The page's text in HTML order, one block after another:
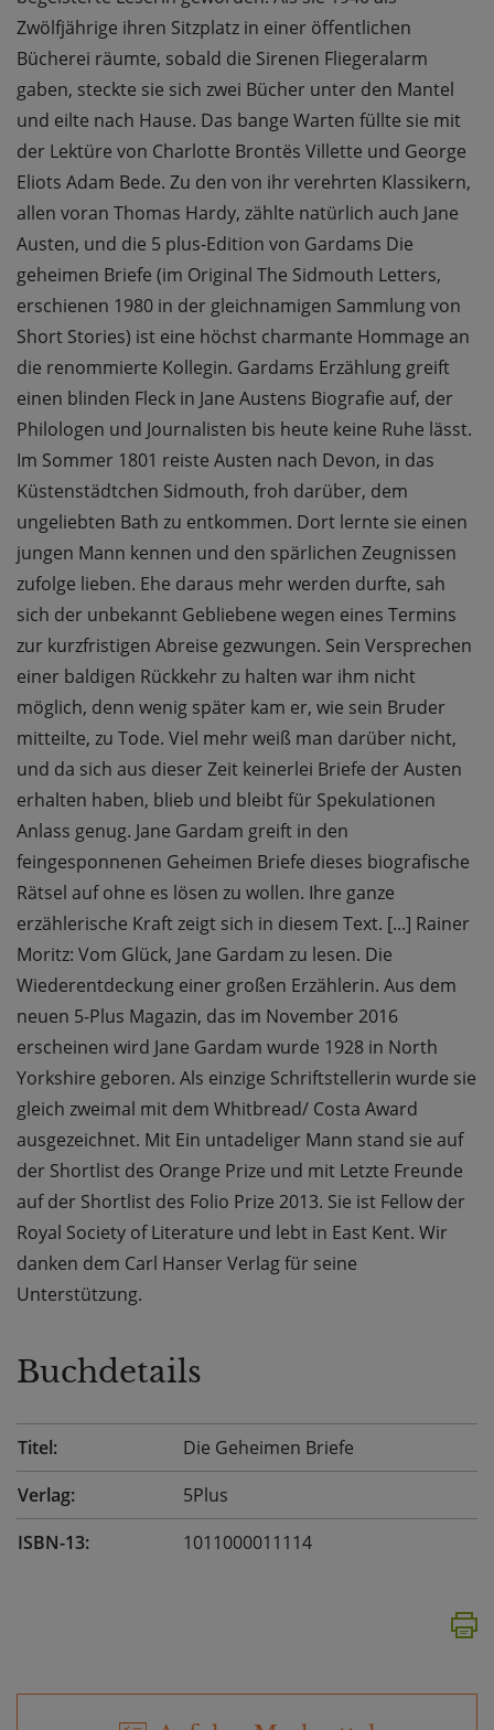
Zwölfjährige ihren Sitzplatz in einer öffentlichen
Bücherei räumte, sobald die Sirenen Fliegeralarm
gaben, steckte sie sich zwei Bücher unter den Mantel
und eilte nach Hause. Das bange Warten füllte sie mit
der Lektüre von Charlotte Brontës Villette und George
Eliots Adam Bede. Zu den von ihr verehrten Klassikern,
allen voran Thomas Hardy, zählte natürlich auch Jane
Austen, und die 5 plus-Edition von Gardams Die
geheimen Briefe (im Original The Sidmouth Letters,
erschienen 1980 in der gleichnamigen Sammlung von
Short Stories) ist eine höchst charmante Hommage an
die renommierte Kollegin. Gardams Erzählung greift
einen blinden Fleck in Jane Austens Biografie auf, der
Philologen und Journalisten bis heute keine Ruhe lässt.
Im Sommer 1801 reiste Austen nach Devon, in das
Küstenstädtchen Sidmouth, froh darüber, dem
ungeliebten Bath zu entkommen. Dort lernte sie einen
jungen Mann kennen und den spärlichen Zeugnissen
zufolge lieben. Ehe daraus mehr werden durfte, sah
sich der unbekannt Gebliebene wegen eines Termins
zur kurzfristigen Abreise gezwungen. Sein Versprechen
einer baldigen Rückkehr zu halten war ihm nicht
möglich, denn wenig später kam er, wie sein Bruder
mitteilte, zu Tode. Viel mehr weiß man darüber nicht,
und da sich aus dieser Zeit keinerlei Briefe der Austen
erhalten haben, blieb und bleibt für Spekulationen
Anlass genug. Jane Gardam greift in den
feingesponnenen Geheimen Briefe dieses biografische
Rätsel auf ohne es lösen zu wollen. Ihre ganze
erzählerische Kraft zeigt sich in diesem Text. [...] Rainer
Moritz: Vom Glück, Jane Gardam zu lesen. Die
Wiederentdeckung einer großen Erzählerin. Aus dem
neuen 5-Plus Magazin, das im November 2016
erscheinen wird Jane Gardam wurde 1928 in North
Yorkshire geboren. Als einzige Schriftstellerin wurde sie
gleich zweimal mit dem Whitbread/ Costa Award
ausgezeichnet. Mit Ein untadeliger Mann stand sie auf
der Shortlist des Orange Prize und mit Letzte Freunde
auf der Shortlist des Folio Prize 2013. Sie ist Fellow der
Royal Society of Literature und lebt in East Kent. Wir
danken dem Carl Hanser Verlag für seine
Unterstützung.
Buchdetails
Titel:
Die Geheimen Briefe
Verlag:
5Plus
ISBN-13:
1011000011114